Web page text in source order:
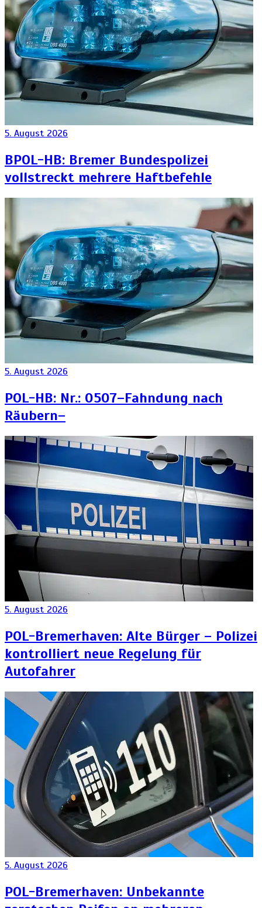
5. August 2026
BPOL-HB: Bremer Bundespolizei
vollstreckt mehrere Haftbefehle
5. August 2026
POL-HB: Nr.: 0507–Fahndung nach
Räubern–
5. August 2026
POL-Bremerhaven: Alte Bürger – Polizei
kontrolliert neue Regelung für
Autofahrer
5. August 2026
POL-Bremerhaven: Unbekannte